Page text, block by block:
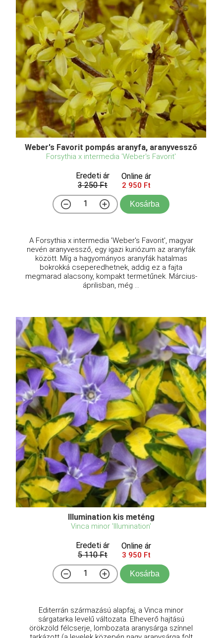
Weber's Favorit pompás aranyfa, aranyvessző
Forsythia x intermedia 'Weber's Favorit'
Eredeti ár
3 250 Ft
Online ár
2 950 Ft
Kosárba
A Forsythia x intermedia 'Weber's Favorit', magyar
nevén aranyvessző, egy igazi kuriózum az aranyfák
között. Míg a hagyományos aranyfák hatalmas
bokrokká cseperedhetnek, addig ez a fajta
megmarad alacsony, kompakt termetűnek. Március-
áprilisban, még ...
Illumination kis meténg
Vinca minor 'Illumination'
Eredeti ár
5 110 Ft
Online ár
3 950 Ft
Kosárba
Editerrán származású alapfaj, a Vinca minor
sárgatarka levelű változata. Elheverő hajtású
örökzöld félcserje, lombozata aranysárga színnel